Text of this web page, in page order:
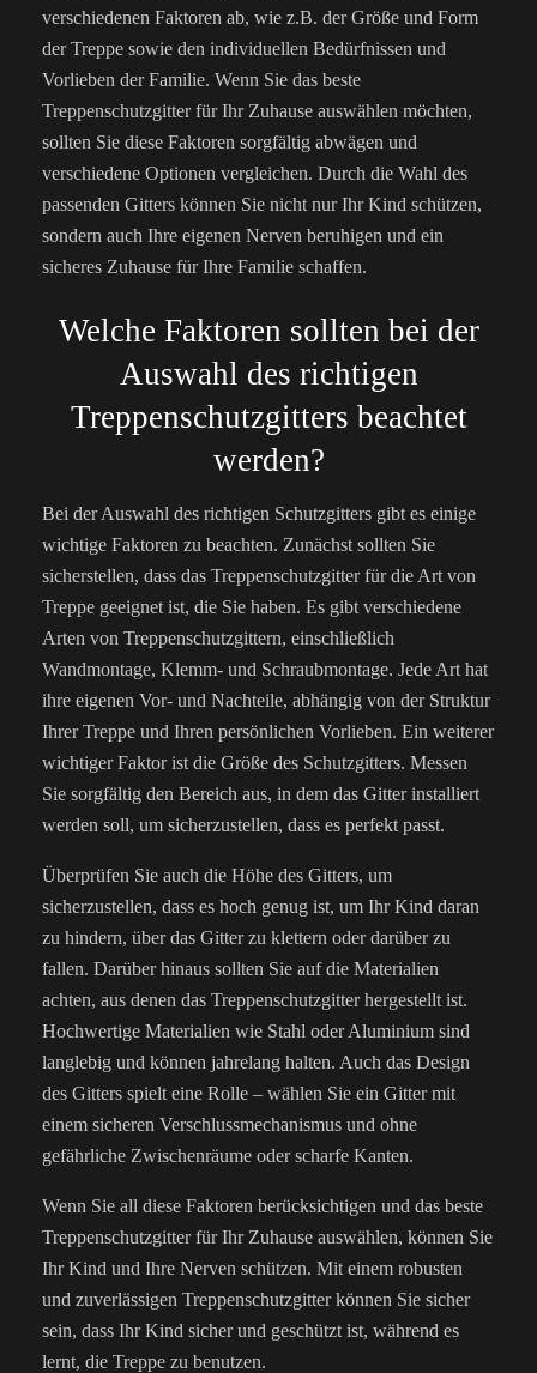
verschiedenen Faktoren ab, wie z.B. der Größe und Form
der Treppe sowie den individuellen Bedürfnissen und
Vorlieben der Familie. Wenn Sie das beste
Treppenschutzgitter für Ihr Zuhause auswählen möchten,
sollten Sie diese Faktoren sorgfältig abwägen und
verschiedene Optionen vergleichen. Durch die Wahl des
passenden Gitters können Sie nicht nur Ihr Kind schützen,
sondern auch Ihre eigenen Nerven beruhigen und ein
sicheres Zuhause für Ihre Familie schaffen.
Welche Faktoren sollten bei der
Auswahl des richtigen
Treppenschutzgitters beachtet
werden?
Bei der Auswahl des richtigen Schutzgitters gibt es einige
wichtige Faktoren zu beachten. Zunächst sollten Sie
sicherstellen, dass das Treppenschutzgitter für die Art von
Treppe geeignet ist, die Sie haben. Es gibt verschiedene
Arten von Treppenschutzgittern, einschließlich
Wandmontage, Klemm- und Schraubmontage. Jede Art hat
ihre eigenen Vor- und Nachteile, abhängig von der Struktur
Ihrer Treppe und Ihren persönlichen Vorlieben. Ein weiterer
wichtiger Faktor ist die Größe des Schutzgitters. Messen
Sie sorgfältig den Bereich aus, in dem das Gitter installiert
werden soll, um sicherzustellen, dass es perfekt passt.
Überprüfen Sie auch die Höhe des Gitters, um
sicherzustellen, dass es hoch genug ist, um Ihr Kind daran
zu hindern, über das Gitter zu klettern oder darüber zu
fallen. Darüber hinaus sollten Sie auf die Materialien
achten, aus denen das Treppenschutzgitter hergestellt ist.
Hochwertige Materialien wie Stahl oder Aluminium sind
langlebig und können jahrelang halten. Auch das Design
des Gitters spielt eine Rolle – wählen Sie ein Gitter mit
einem sicheren Verschlussmechanismus und ohne
gefährliche Zwischenräume oder scharfe Kanten.
Wenn Sie all diese Faktoren berücksichtigen und das beste
Treppenschutzgitter für Ihr Zuhause auswählen, können Sie
Ihr Kind und Ihre Nerven schützen. Mit einem robusten
und zuverlässigen Treppenschutzgitter können Sie sicher
sein, dass Ihr Kind sicher und geschützt ist, während es
lernt, die Treppe zu benutzen.